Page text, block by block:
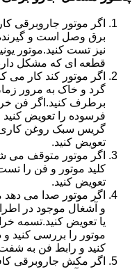
اگر موتور جاروبرقی
برق وصل است و گیرنده
نیز تست کنید.موتور
قطعه ای که مشکل دارد
اگر موتور کند کار می
گرد و خاک به مرور
برطرف کنید.اگر فن
فرسوده را تعویض کنید
گریس سبک روغن کاری
تعویض کنید.
اگر موتور متوقف می
کلید موتور و فن را
تعویض کنید.
اگر موتور صدا می دهد
و آشغال موجود در
یا تعویض کنید.تسمه
موتور را بررسی کنید
کنید و رابط فن به
اگر مکش جاروبرقی